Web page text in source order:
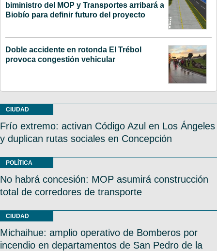
biministro del MOP y Transportes arribará a
Biobío para definir futuro del proyecto
Doble accidente en rotonda El Trébol
provoca congestión vehicular
CIUDAD
Frío extremo: activan Código Azul en Los Ángeles
y duplican rutas sociales en Concepción
POLÍTICA
No habrá concesión: MOP asumirá construcción
total de corredores de transporte
CIUDAD
Michaihue: amplio operativo de Bomberos por
incendio en departamentos de San Pedro de la